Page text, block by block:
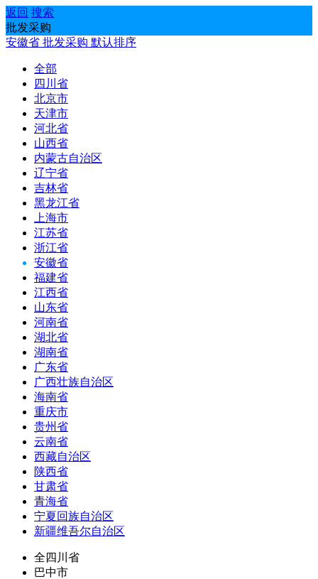
返回 搜索
批发采购
安徽省 批发采购 默认排序
全部
四川省
北京市
天津市
河北省
山西省
内蒙古自治区
辽宁省
吉林省
黑龙江省
上海市
江苏省
浙江省
安徽省
福建省
江西省
山东省
河南省
湖北省
湖南省
广东省
广西壮族自治区
海南省
重庆市
贵州省
云南省
西藏自治区
陕西省
甘肃省
青海省
宁夏回族自治区
新疆维吾尔自治区
全四川省
巴中市